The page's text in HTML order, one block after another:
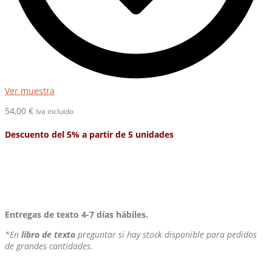
Ver muestra
54,00 € Iva incluido
Descuento del 5% a partir de 5 unidades
Entregas de texto 4-7 días hábiles.
*En libro de texto preguntar si hay stock disponible para pedidos
de grandes cantidades.